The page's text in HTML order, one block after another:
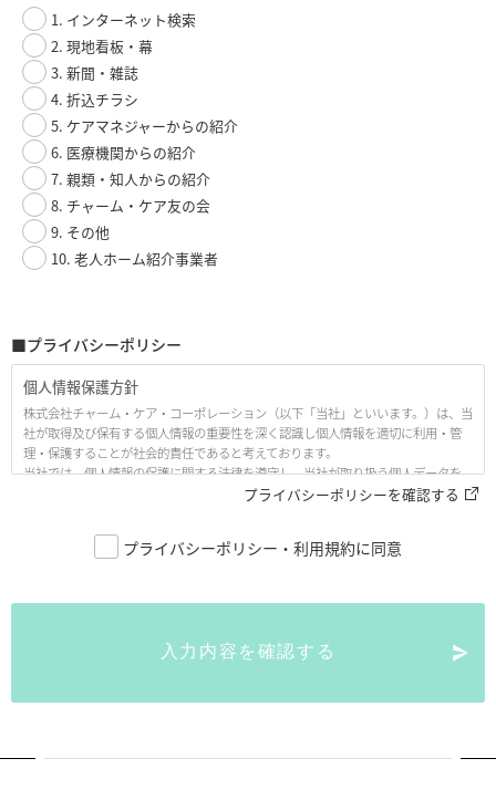
1. インターネット検索
2. 現地看板・幕
3. 新聞・雑誌
4. 折込チラシ
5. ケアマネジャーからの紹介
6. 医療機関からの紹介
7. 親類・知人からの紹介
8. チャーム・ケア友の会
9. その他
10. 老人ホーム紹介事業者
■プライバシーポリシー
個人情報保護方針
株式会社チャーム・ケア・コーポレーション（以下「当社」といいます。）は、当
社が取得及び保有する個人情報の重要性を深く認識し個人情報を適切に利用・管
理・保護することが社会的責任であると考えております。
当社では、個人情報の保護に関する法律を遵守し、当社が取り扱う個人データを
適正に保護するために、以下の「個人情報保護方針（プライバシーポリシー、以
1. 当社の名称・住所・代表者の氏名
〒530-0005 大阪市北区中之島3丁目6番32号 ダイビル本館21階
本プライバシーポリシーにおいて述べられている「個人情報」とは、生存する個
プライバシーポリシーを確認する
プライバシーポリシー・利用規約に同意
入力内容を確認する